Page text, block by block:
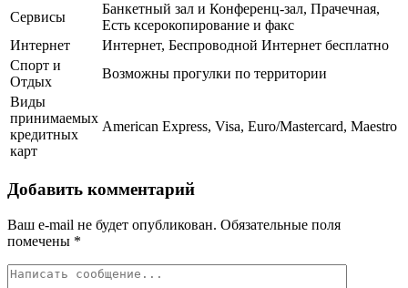
Сервисы
Банкетный зал и Конференц-зал, Прачечная,
Есть ксерокопирование и факс
Интернет
Интернет, Беспроводной Интернет бесплатно
Спорт и
Отдых
Возможны прогулки по территории
Виды
принимаемых
кредитных
карт
American Express, Visa, Euro/Mastercard, Maestro
Добавить комментарий
Ваш e-mail не будет опубликован. Обязательные поля
помечены *